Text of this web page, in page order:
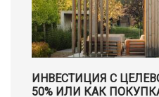
ИНВЕСТИЦИЯ С
50% ИЛИ КАК